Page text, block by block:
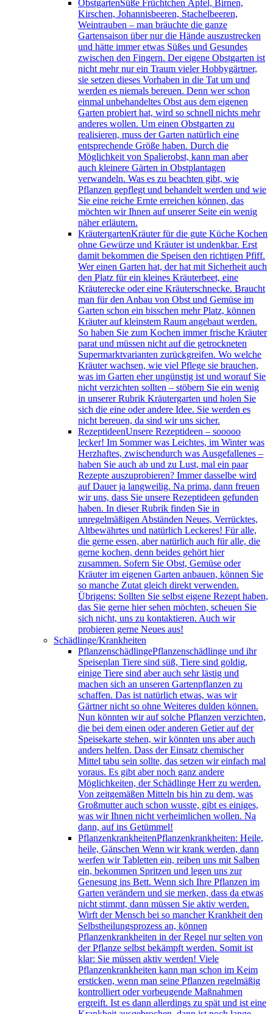
ObstgartenSüße Früchtchen Äpfel, Birnen,
Kirschen, Johannisbeeren, Stachelbeeren,
Weintrauben – man bräuchte die ganze
Gartensaison über nur die Hände auszustrecken
und hätte immer etwas Süßes und Gesundes
zwischen den Fingern. Der eigene Obstgarten ist
nicht mehr nur ein Traum vieler Hobbygärtner,
sie setzen dieses Vorhaben in die Tat um und
werden es niemals bereuen. Denn wer schon
einmal unbehandeltes Obst aus dem eigenen
Garten probiert hat, wird so schnell nichts mehr
anderes wollen. Um einen Obstgarten zu
realisieren, muss der Garten natürlich eine
entsprechende Größe haben. Durch die
Möglichkeit von Spalierobst, kann man aber
auch kleinere Gärten in Obstplantagen
verwandeln. Was es zu beachten gibt, wie
Pflanzen gepflegt und behandelt werden und wie
Sie eine reiche Ernte erreichen können, das
möchten wir Ihnen auf unserer Seite ein wenig
näher erläutern.
KräutergartenKräuter für die gute Küche Kochen
ohne Gewürze und Kräuter ist undenkbar. Erst
damit bekommen die Speisen den richtigen Pfiff.
Wer einen Garten hat, der hat mit Sicherheit auch
den Platz für ein kleines Kräuterbeet, eine
Kräuterecke oder eine Kräuterschnecke. Braucht
man für den Anbau von Obst und Gemüse im
Garten schon ein bisschen mehr Platz, können
Kräuter auf kleinstem Raum angebaut werden.
So haben Sie zum Kochen immer frische Kräuter
parat und müssen nicht auf die getrockneten
Supermarktvarianten zurückgreifen. Wo welche
Kräuter wachsen, wie viel Pflege sie brauchen,
was im Garten eher ungünstig ist und worauf Sie
nicht verzichten sollten – stöbern Sie ein wenig
in unserer Rubrik Kräutergarten und holen Sie
sich die eine oder andere Idee. Sie werden es
nicht bereuen, da sind wir uns sicher.
RezeptideenUnsere Rezeptideen – sooooo
lecker! Im Sommer was Leichtes, im Winter was
Herzhaftes, zwischendurch was Ausgefallenes –
haben Sie auch ab und zu Lust, mal ein paar
Rezepte auszuprobieren? Immer dasselbe wird
auf Dauer ja langweilig. Na prima, dann freuen
wir uns, dass Sie unsere Rezeptideen gefunden
haben. In dieser Rubrik finden Sie in
unregelmäßigen Abständen Neues, Verrücktes,
Altbewährtes und natürlich Leckeres! Für alle,
die gerne essen, aber natürlich auch für alle, die
gerne kochen, denn beides gehört hier
zusammen. Sofern Sie Obst, Gemüse oder
Kräuter im eigenen Garten anbauen, können Sie
so manche Zutat gleich direkt verwenden.
Übrigens: Sollten Sie selbst eigene Rezept haben,
das Sie gerne hier sehen möchten, scheuen Sie
sich nicht, uns zu kontaktieren. Auch wir
probieren gerne Neues aus!
Schädlinge/Krankheiten
PflanzenschädlingePflanzenschädlinge und ihr
Speiseplan Tiere sind süß, Tiere sind goldig,
einige Tiere sind aber auch sehr lästig und
machen sich an unseren Gartenpflanzen zu
schaffen. Das ist natürlich etwas, was wir
Gärtner nicht so ohne Weiteres dulden können.
Nun könnten wir auf solche Pflanzen verzichten,
die bei dem einen oder anderen Getier auf der
Speisekarte stehen, wir könnten uns aber auch
anders helfen. Dass der Einsatz chemischer
Mittel tabu sein sollte, das setzen wir einfach mal
voraus. Es gibt aber noch ganz andere
Möglichkeiten, der Schädlinge Herr zu werden.
Von zeitgemäßen Mitteln bis hin zu dem, was
Großmutter auch schon wusste, gibt es einiges,
was wir Ihnen nicht verheimlichen wollen. Na
dann, auf ins Getümmel!
PflanzenkrankheitenPflanzenkrankheiten: Heile,
heile, Gänschen Wenn wir krank werden, dann
werfen wir Tabletten ein, reiben uns mit Salben
ein, bekommen Spritzen und legen uns zur
Genesung ins Bett. Wenn sich Ihre Pflanzen im
Garten verändern und sie merken, dass da etwas
nicht stimmt, dann müssen Sie aktiv werden.
Wirft der Mensch bei so mancher Krankheit den
Selbstheilungsprozess an, können
Pflanzenkrankheiten in der Regel nur selten von
der Pflanze selbst bekämpft werden. Somit ist
klar: Sie müssen aktiv werden! Viele
Pflanzenkrankheiten kann man schon im Keim
ersticken, wenn man seine Pflanzen regelmäßig
kontrolliert oder vorbeugende Maßnahmen
ergreift. Ist es dann allerdings zu spät und ist eine